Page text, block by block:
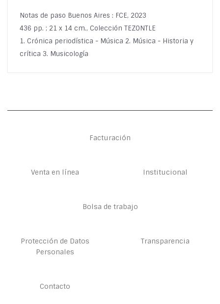
Notas de paso Buenos Aires : FCE, 2023
436 pp. ; 21 x 14 cm., Colección TEZONTLE
1. Crónica periodística - Música 2. Música - Historia y
crítica 3. Musicología
Facturación
Venta en línea Institucional
Bolsa de trabajo
Protección de Datos
Personales
Transparencia
Contacto